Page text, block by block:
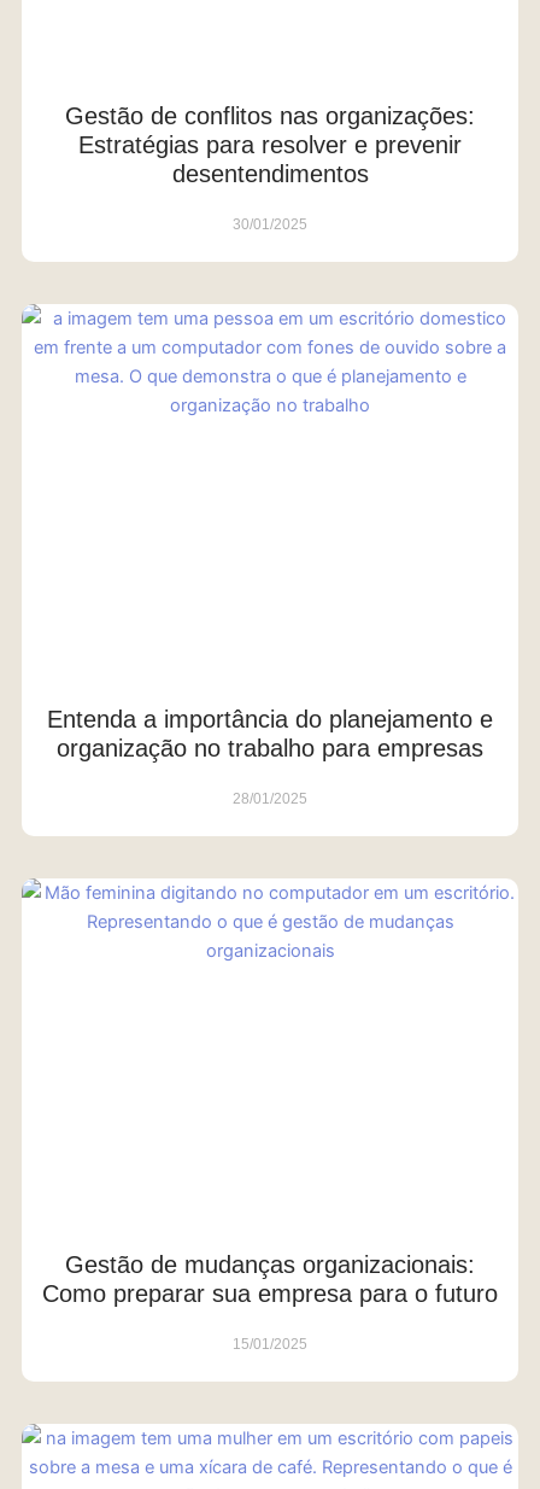
Gestão de conflitos nas organizações:
Estratégias para resolver e prevenir
desentendimentos
30/01/2025
Entenda a importância do planejamento e
organização no trabalho para empresas
28/01/2025
Gestão de mudanças organizacionais:
Como preparar sua empresa para o futuro
15/01/2025